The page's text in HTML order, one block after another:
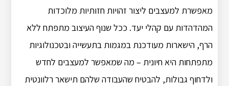
מאפשרת למעצבים ליצור זהויות חזותיות מלוכדות
המהדהדות עם קהלי יעד. ככל שנוף העיצוב מתפתח ללא
הרף, הישארות מעודכנת במגמות בתעשייה ובטכנולוגיות
מתפתחות היא חיונית – מה שמאפשר למעצבים לחדש
ולדחוף גבולות, להבטיח שהעבודה שלהם תישאר רלוונטית